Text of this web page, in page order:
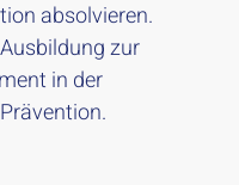
absolvieren.
zur
in der